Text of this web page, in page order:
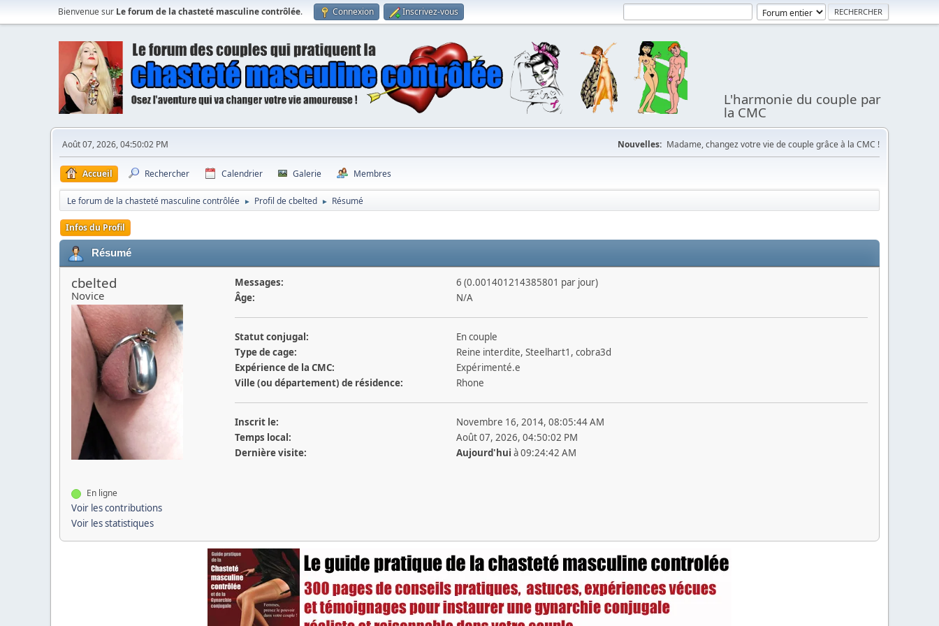
Bienvenue sur Le forum de la chasteté masculine contrôlée. Connexion Inscrivez-vous
L'harmonie du couple par
la CMC
Août 07, 2026, 04:50:02 PM Nouvelles: Madame, changez votre vie de couple grâce à la CMC !
Accueil Rechercher Calendrier Galerie Membres
Le forum de la chasteté masculine contrôlée ► Profil de cbelted ► Résumé
Infos du Profil
Résumé
cbelted
Novice
En ligne
Voir les contributions
Voir les statistiques
Messages:
6 (0.001401214385801 par jour)
Âge:
N/A
Statut conjugal:
En couple
Type de cage:
Reine interdite, Steelhart1, cobra3d
Expérience de la CMC:
Expérimenté.e
Ville (ou département) de résidence:
Rhone
Inscrit le:
Novembre 16, 2014, 08:05:44 AM
Temps local:
Août 07, 2026, 04:50:02 PM
Dernière visite:
Aujourd'hui à 09:24:42 AM